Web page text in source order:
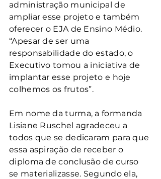
administração municipal de
ampliar esse projeto e também
oferecer o EJA de Ensino Médio.
“Apesar de ser uma
responsabilidade do estado, o
Executivo tomou a iniciativa de
implantar esse projeto e hoje
colhemos os frutos”.
Em nome da turma, a formanda
Lisiane Ruschel agradeceu a
todos que se dedicaram para que
essa aspiração de receber o
diploma de conclusão de curso
se materializasse. Segundo ela,